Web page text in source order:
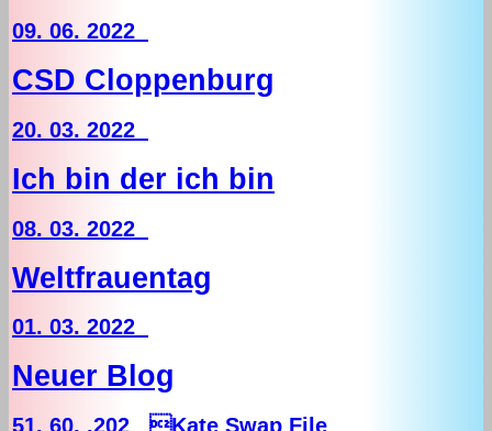
09. 06. 2022
CSD Cloppenburg
20. 03. 2022
Ich bin der ich bin
08. 03. 2022
Weltfrauentag
01. 03. 2022
Neuer Blog
51. 60. .202 Kate Swap File